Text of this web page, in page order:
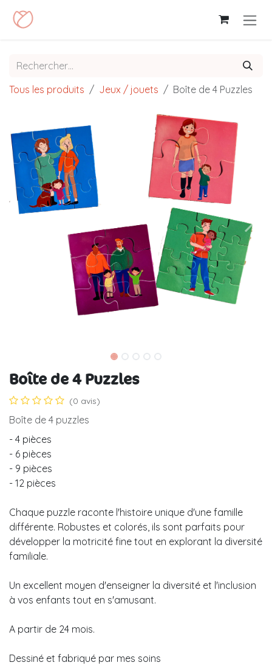
Tous les produits Jeux / jouets Boîte de 4 Puzzles
Boîte de 4 Puzzles
(0 avis)
Boîte de 4 puzzles
- 4 pièces
- 6 pièces
- 9 pièces
- 12 pièces
Chaque puzzle raconte l'histoire unique d'une famille
différente. Robustes et colorés, ils sont parfaits pour
développer la motricité fine tout en explorant la diversité
familiale.
Un excellent moyen d'enseigner la diversité et l'inclusion
à vos enfants tout en s'amusant.
A partir de 24 mois.
Dessiné et fabriqué par mes soins